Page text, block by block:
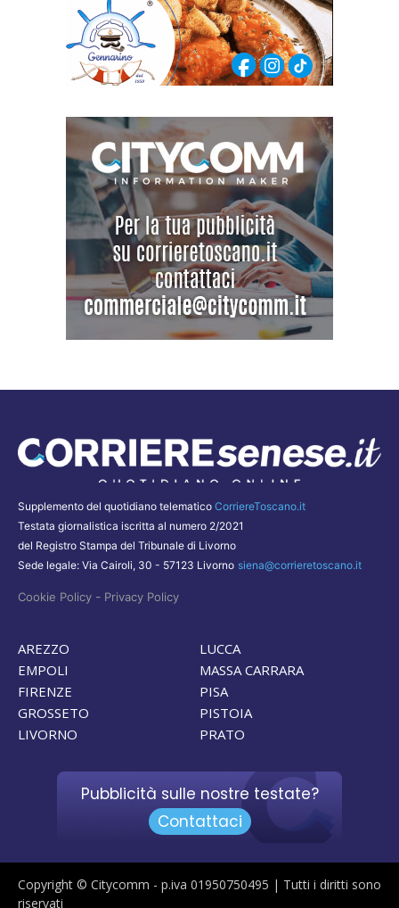
Supplemento del quotidiano telematico CorriereToscano.it
Testata giornalistica iscritta al numero 2/2021
del Registro Stampa del Tribunale di Livorno
Sede legale: Via Cairoli, 30 - 57123 Livorno siena@corrieretoscano.it
Cookie Policy - Privacy Policy
AREZZO
EMPOLI
FIRENZE
GROSSETO
LIVORNO
LUCCA
MASSA CARRARA
PISA
PISTOIA
PRATO
Pubblicità sulle nostre testate?
Contattaci
Copyright © Citycomm - p.iva 01950750495 | Tutti i diritti sono
riservati